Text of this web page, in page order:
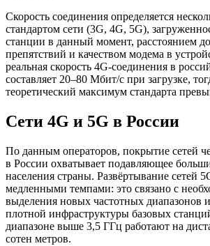
Скорость соединения определяется
стандартом сети (3G, 4G, 5G),
станции в данный момент, расстоянием
препятствий и качеством модема в
реальная скорость 4G-соединения в
составляет 20–80 Мбит/с при загрузке,
теоретический максимум стандарта
Сети 4G и 5G в России
По данным операторов, покрытие сетей
в России охватывает подавляющее
населения страны. Развёртывание сетей
медленными темпами: это связано с
выделения новых частотных диапазонов и
плотной инфраструктуры базовых
диапазоне выше 3,5 ГГц работают на
сотен метров.